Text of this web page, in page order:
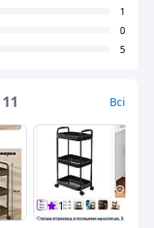
1
0
5
11 Всі
1